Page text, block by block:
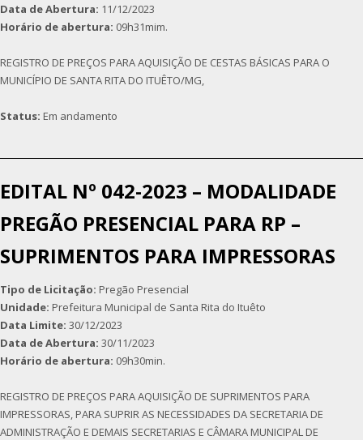
Data de Abertura: 11/12/2023
Horário de abertura: 09h31mim.
REGISTRO DE PREÇOS PARA AQUISIÇÃO DE CESTAS BÁSICAS PARA O
MUNICÍPIO DE SANTA RITA DO ITUÊTO/MG,
Status: Em andamento
EDITAL Nº 042-2023 – MODALIDADE
PREGÃO PRESENCIAL PARA RP –
SUPRIMENTOS PARA IMPRESSORAS
Tipo de Licitação: Pregão Presencial
Unidade: Prefeitura Municipal de Santa Rita do Ituêto
Data Limite: 30/12/2023
Data de Abertura: 30/11/2023
Horário de abertura: 09h30min.
REGISTRO DE PREÇOS PARA AQUISIÇÃO DE SUPRIMENTOS PARA
IMPRESSORAS, PARA SUPRIR AS NECESSIDADES DA SECRETARIA DE
ADMINISTRAÇÃO E DEMAIS SECRETARIAS E CÂMARA MUNICIPAL DE